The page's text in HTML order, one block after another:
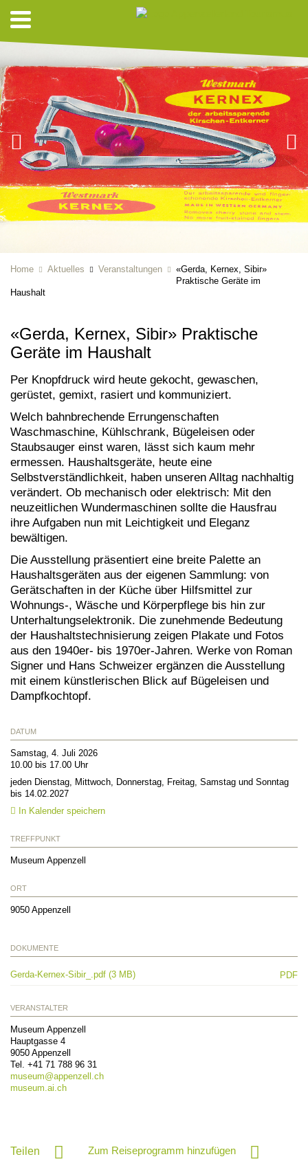
Home Aktuelles Veranstaltungen
«Gerda, Kernex, Sibir»
Praktische Geräte im
Haushalt
«Gerda, Kernex, Sibir» Praktische
Geräte im Haushalt
Per Knopfdruck wird heute gekocht, gewaschen,
gerüstet, gemixt, rasiert und kommuniziert.
Welch bahnbrechende Errungenschaften
Waschmaschine, Kühlschrank, Bügeleisen oder
Staubsauger einst waren, lässt sich kaum mehr
ermessen. Haushaltsgeräte, heute eine
Selbstverständlichkeit, haben unseren Alltag nachhaltig
verändert. Ob mechanisch oder elektrisch: Mit den
neuzeitlichen Wundermaschinen sollte die Hausfrau
ihre Aufgaben nun mit Leichtigkeit und Eleganz
bewältigen.
Die Ausstellung präsentiert eine breite Palette an
Haushaltsgeräten aus der eigenen Sammlung: von
Gerätschaften in der Küche über Hilfsmittel zur
Wohnungs-, Wäsche und Körperpflege bis hin zur
Unterhaltungselektronik. Die zunehmende Bedeutung
der Haushaltstechnisierung zeigen Plakate und Fotos
aus den 1940er- bis 1970er-Jahren. Werke von Roman
Signer und Hans Schweizer ergänzen die Ausstellung
mit einem künstlerischen Blick auf Bügeleisen und
Dampfkochtopf.
DATUM
Samstag, 4. Juli 2026
10.00 bis 17.00 Uhr
jeden Dienstag, Mittwoch, Donnerstag, Freitag, Samstag und Sonntag
bis 14.02.2027
In Kalender speichern
TREFFPUNKT
Museum Appenzell
ORT
9050 Appenzell
DOKUMENTE
Gerda-Kernex-Sibir_.pdf (3 MB) PDF
VERANSTALTER
Museum Appenzell
Hauptgasse 4
9050 Appenzell
Tel. +41 71 788 96 31
museum@appenzell.ch
museum.ai.ch
Teilen Zum Reiseprogramm hinzufügen